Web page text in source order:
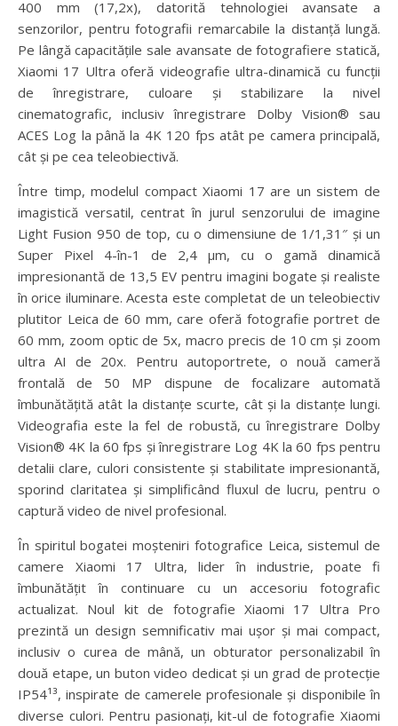
400 mm (17,2x), datorită tehnologiei avansate a
senzorilor, pentru fotografii remarcabile la distanță lungă.
Pe lângă capacitățile sale avansate de fotografiere statică,
Xiaomi 17 Ultra oferă videografie ultra-dinamică cu funcții
de înregistrare, culoare și stabilizare la nivel
cinematografic, inclusiv înregistrare Dolby Vision® sau
ACES Log la până la 4K 120 fps atât pe camera principală,
cât și pe cea teleobiectivă.
Între timp, modelul compact Xiaomi 17 are un sistem de
imagistică versatil, centrat în jurul senzorului de imagine
Light Fusion 950 de top, cu o dimensiune de 1/1,31″ și un
Super Pixel 4-în-1 de 2,4 μm, cu o gamă dinamică
impresionantă de 13,5 EV pentru imagini bogate și realiste
în orice iluminare. Acesta este completat de un teleobiectiv
plutitor Leica de 60 mm, care oferă fotografie portret de
60 mm, zoom optic de 5x, macro precis de 10 cm și zoom
ultra AI de 20x. Pentru autoportrete, o nouă cameră
frontală de 50 MP dispune de focalizare automată
îmbunătățită atât la distanțe scurte, cât și la distanțe lungi.
Videografia este la fel de robustă, cu înregistrare Dolby
Vision® 4K la 60 fps și înregistrare Log 4K la 60 fps pentru
detalii clare, culori consistente și stabilitate impresionantă,
sporind claritatea și simplificând fluxul de lucru, pentru o
captură video de nivel profesional.
În spiritul bogatei moșteniri fotografice Leica, sistemul de
camere Xiaomi 17 Ultra, lider în industrie, poate fi
îmbunătățit în continuare cu un accesoriu fotografic
actualizat. Noul kit de fotografie Xiaomi 17 Ultra Pro
prezintă un design semnificativ mai ușor și mai compact,
inclusiv o curea de mână, un obturator personalizabil în
două etape, un buton video dedicat și un grad de protecție
IP54¹³, inspirate de camerele profesionale și disponibile în
diverse culori. Pentru pasionați, kit-ul de fotografie Xiaomi